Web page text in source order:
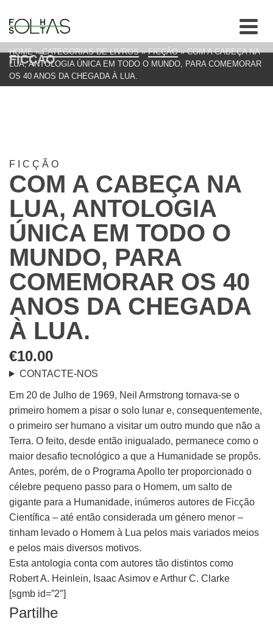
FICÇÃO
HOME » CATEGORIAS DE LIVROS » FICÇÃO » COM A CABEÇA NA
LUA, ANTOLOGIA ÚNICA EM TODO O MUNDO, PARA COMEMORAR
OS 40 ANOS DA CHEGADA À LUA.
FICÇÃO
COM A CABEÇA NA
LUA, ANTOLOGIA
ÚNICA EM TODO O
MUNDO, PARA
COMEMORAR OS 40
ANOS DA CHEGADA
À LUA.
€10.00
CONTACTE-NOS
Em 20 de Julho de 1969, Neil Armstrong tornava-se o
primeiro homem a pisar o solo lunar e, consequentemente,
o primeiro ser humano a visitar um outro mundo que não a
Terra. O feito, desde então inigualado, permanece como o
maior desafio tecnológico a que a Humanidade se propôs.
Antes, porém, de o Programa Apollo ter proporcionado o
célebre pequeno passo para o Homem, um salto de
gigante para a Humanidade, inúmeros autores de Ficção
Científica – até então considerada um género menor –
tinham levado o Homem à Lua pelos mais variados meios
e pelos mais diversos motivos.
Esta antologia conta com autores tão distintos como
Robert A. Heinlein, Isaac Asimov e Arthur C. Clarke
[sgmb id=”2″]
Partilhe